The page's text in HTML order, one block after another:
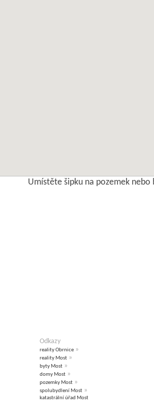
Umístěte šipku na pozemek
Odkazy
reality Obrnice »
reality Most »
byty Most »
domy Most »
pozemky Most »
spolubydlení Most »
katastrální úřad Most